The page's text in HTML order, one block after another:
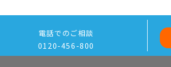
電話でのご相談
0120-456-800